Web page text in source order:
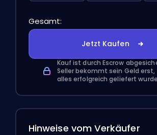
Gesamt:
Jetzt Kaufen
Kauf ist durch Escrow
Seller bekommt sein Geld erst,
alles erfolgreich geliefert
Hinweise vom Verkäufer